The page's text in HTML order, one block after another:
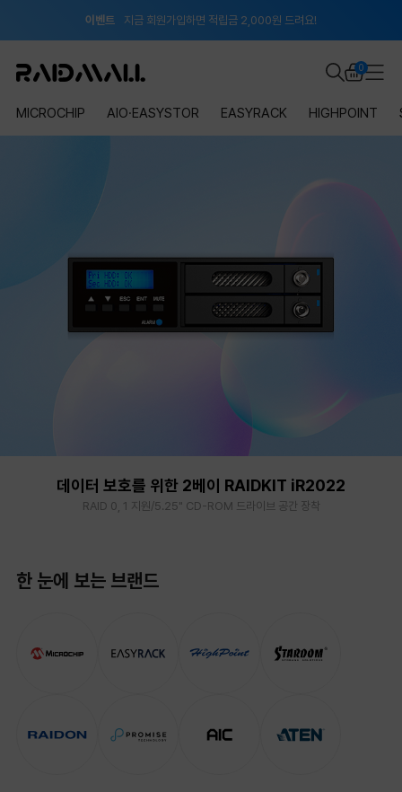
이벤트 지금 회원가입하면 적립금 2,000원 드려요!
공지 0
MICROCHIP AIO·EASYSTOR EASYRACK HIGHPOINT
데이터 보호를 위한 2베이 RAIDKIT iR2022
RAID 0, 1 지원/5.25" CD-ROM 드라이브 공간 장착
한 눈에 보는 브랜드